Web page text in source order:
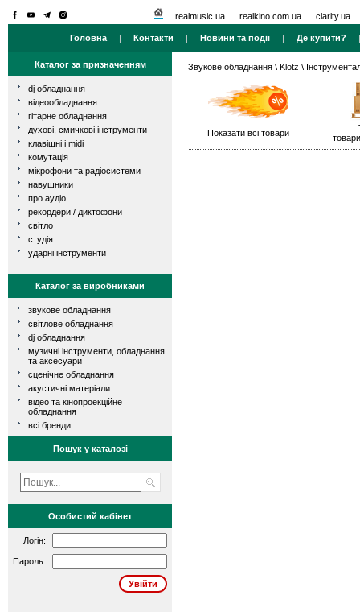
realmusic.ua realkino.com.ua clarity.ua
Головна | Контакти | Новини та події| Де купити?
Каталог за призначенням
dj обладнання
відеообладнання
гітарне обладнання
духові, смичкові інструменти
клавішні і midi
комутація
мікрофони та радіосистеми
навушники
про аудіо
рекордери / диктофони
світло
студія
ударні інструменти
Каталог за виробниками
звукове обладнання
світлове обладнання
dj обладнання
музичні інструменти, обладнання
та аксесуари
сценічне обладнання
акустичні матеріали
відео та кінопроекційне
обладнання
всі бренди
Пошук у каталозі
Особистий кабінет
Логін:
Пароль:
Звукове обладнання \ Klotz \
Показати всі товари